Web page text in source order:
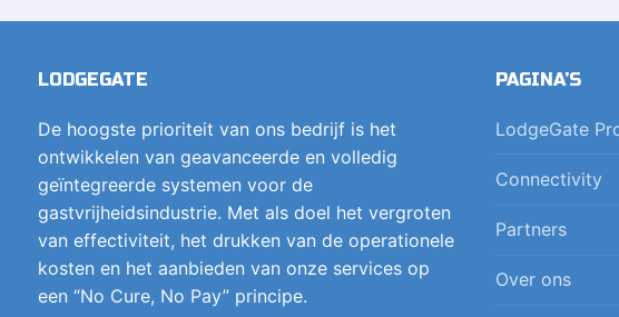
LODGEGATE
De hoogste prioriteit van ons bedrijf is het
ontwikkelen van geavanceerde en volledig
geïntegreerde systemen voor de
gastvrijheidsindustrie. Met als doel het vergroten
van effectiviteit, het drukken van de operationele
kosten en het aanbieden van onze services op
een “No Cure, No Pay” principe.
PAGINA’S
LodgeGate
Connectivity
Partners
Over ons